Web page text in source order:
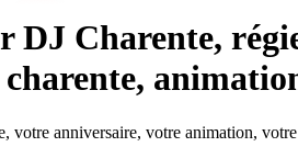
Charente,
votre anniversaire, votre animation,